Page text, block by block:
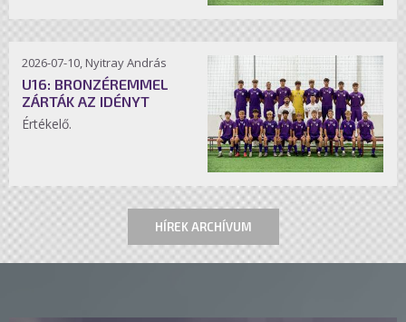
2026-07-10, Nyitray András
U16: BRONZÉREMMEL
ZÁRTÁK AZ IDÉNYT
Értékelő.
HÍREK ARCHÍVUM